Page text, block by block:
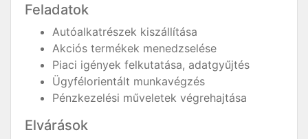
Feladatok
Autóalkatrészek kiszállítása
Akciós termékek menedzselése
Piaci igények felkutatása, adatgyűjtés
Ügyfélorientált munkavégzés
Pénzkezelési műveletek végrehajtása
Elvárások